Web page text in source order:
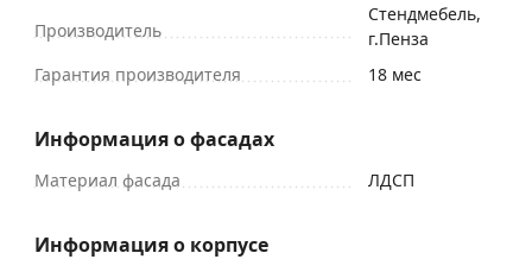
Производитель
Стендмебель,
г.Пенза
Гарантия производителя
18 мес
Информация о фасадах
Материал фасада ЛДСП
Информация о корпусе